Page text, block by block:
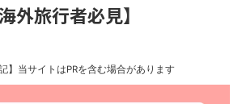
外旅行者必見】
】 当サイトはPRを含む場合があります